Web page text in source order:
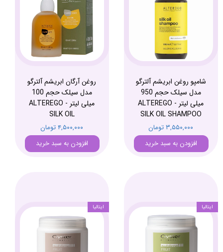
شامپو روغن ابریشم آلترگو
مدل سیلک حجم 950
میلی لیتر - ALTEREGO
SILK OIL SHAMPOO
۳,۵۵۰,۰۰۰ تومان
افزودن به سبد خرید
روغن آرگان ابریشم آلترگو
مدل سیلک حجم 100
میلی لیتر - ALTEREGO
SILK OIL
۴,۵۰۰,۰۰۰ تومان
افزودن به سبد خرید
ایتالیا ایتالیا